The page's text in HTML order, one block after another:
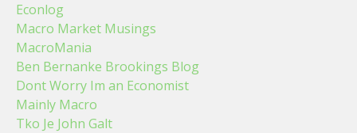
Econlog
Macro Market Musings
MacroMania
Ben Bernanke Brookings Blog
Dont Worry Im an Economist
Mainly Macro
Tko Je John Galt